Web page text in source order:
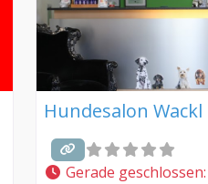
Hundesalon
Gerade geschlossen: